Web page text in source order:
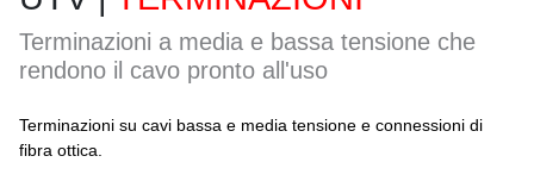
CATEGORIA
CAVI TUNNEL E MINIERA
Terminazioni a media e bassa tensione che
rendono il cavo pronto all'uso
Terminazioni su cavi bassa e media tensione e connessioni di
fibra ottica.